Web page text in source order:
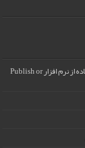
آموزش تصویری جامع سرچ مقالات علمی معتبر با استفاده از نرم افزار Publish or